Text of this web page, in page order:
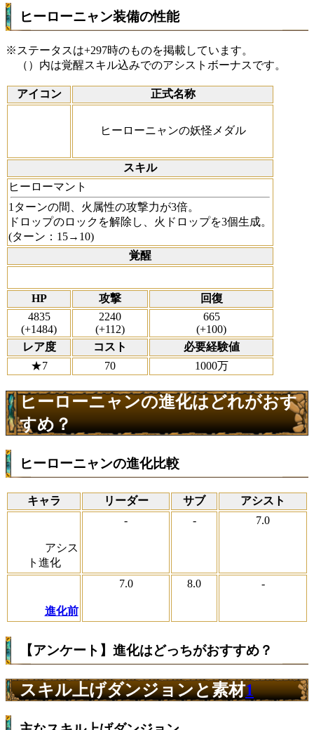
ヒーローニャン装備の性能
※ステータスは+297時のものを掲載しています。
（）内は覚醒スキル込みでのアシストボーナスです。
アイコン 正式名称
ヒーローニャンの妖怪メダル
スキル
ヒーローマント
1ターンの間、火属性の攻撃力が3倍。
ドロップのロックを解除し、火ドロップを3個生成。
(ターン：15→10)
覚醒
HP 攻撃
回復
4835
(+1484)
2240
(+112)
665
(+100)
レア度
コスト
必要経験値
★7
70 1000万
ヒーローニャンの進化はどれがおす
すめ？
ヒーローニャンの進化比較
キャラ リーダー サブ アシスト
アシス
ト進化
- - 7.0
進化前
7.0 8.0 -
【アンケート】進化はどっちがおすすめ？
スキル上げダンジョンと素材1